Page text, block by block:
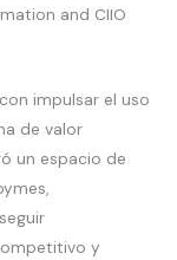
and CIIO
impulsar el uso
de valor
un espacio de
y